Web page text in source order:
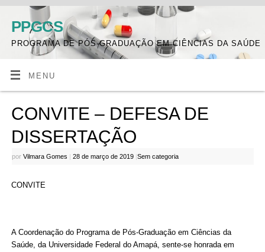
PPGCS
PROGRAMA DE PÓS-GRADUAÇÃO EM CIÊNCIAS DA SAÚDE
MENU
CONVITE – DEFESA DE
DISSERTAÇÃO
por Vilmara Gomes | 28 de março de 2019 |Sem categoria
CONVITE
A Coordenação do Programa de Pós-Graduação em Ciências da
Saúde, da Universidade Federal do Amapá, sente-se honrada em